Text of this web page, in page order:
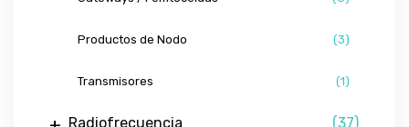
Productos de Nodo (3)
Transmisores (1)
Radiofrecuencia (37)